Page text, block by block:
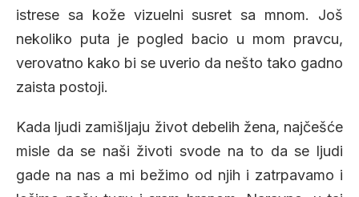
istrese sa kože vizuelni susret sa mnom. Još
nekoliko puta je pogled bacio u mom pravcu,
verovatno kako bi se uverio da nešto tako gadno
zaista postoji.
Kada ljudi zamišljaju život debelih žena, najčešće
misle da se naši životi svode na to da se ljudi
gade na nas a mi bežimo od njih i zatrpavamo i